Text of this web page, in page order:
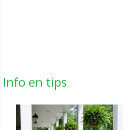
Info en tips